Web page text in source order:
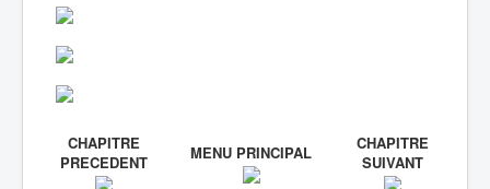
CHAPITRE
PRECEDENT
MENU PRINCIPAL
CHAPITRE
SUIVANT